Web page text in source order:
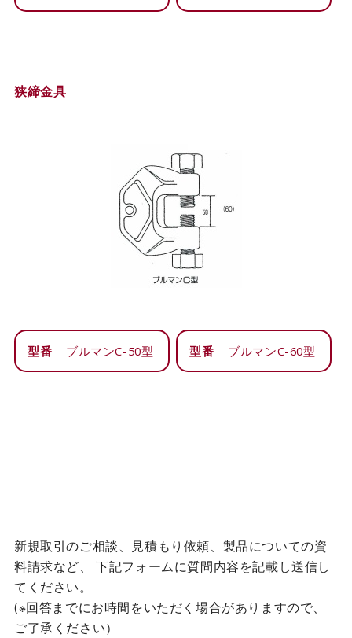
狭締金具
型番 ブルマンC-50型 型番 ブルマンC-60型
新規取引のご相談、見積もり依頼、製品についての資
料請求など、
下記フォームに質問内容を記載し送信し
てください。
(※回答までにお時間をいただく場合がありますので、
ご了承ください）